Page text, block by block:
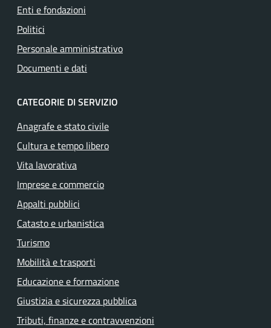
Enti e fondazioni
Politici
Personale amministrativo
Documenti e dati
CATEGORIE DI SERVIZIO
Anagrafe e stato civile
Cultura e tempo libero
Vita lavorativa
Imprese e commercio
Appalti pubblici
Catasto e urbanistica
Turismo
Mobilità e trasporti
Educazione e formazione
Giustizia e sicurezza pubblica
Tributi, finanze e contravvenzioni